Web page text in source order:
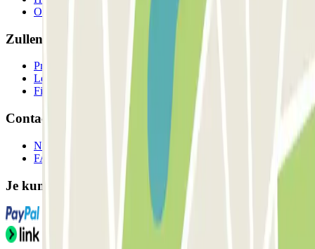
Onze parkeergarages
Zullen we samenwerken?
Professionals
Leverancier parkeren
Filialen
Contact
Neem contact met ons op
FAQ
Je kunt deze betaalmethoden gebruiken: